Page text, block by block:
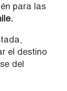
para las
el destino
del